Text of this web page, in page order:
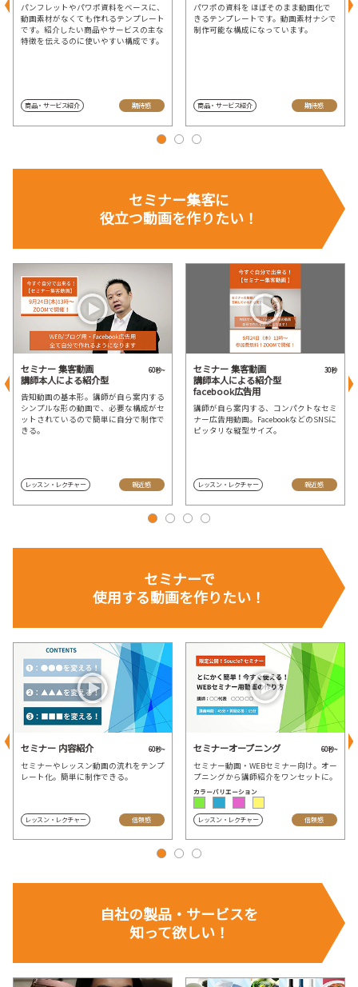
パンフレットやパワポ資料をベースに、
動画素材がなくても作れるテンプレート
です。紹介したい商品やサービスの主な
特徴を伝えるのに使いやすい構成です。
商品・サービス紹介 期待感
パワポの資料を ほぼそのまま動画化で
きるテンプレートです。動画素材ナシで
制作可能な構成になっています。
商品・サービス紹介 期待感
セミナー集客に
役立つ動画を作りたい！
セミナー 集客動画
講師本人による紹介型
60秒~
告知動画の基本形。講師が自ら案内する
シンプルな形の動画で、必要な構成がセ
ットされているので簡単に自分で制作で
きる。
レッスン・レクチャー 親近感
セミナー 集客動画
講師本人による紹介型
facebook広告用
30秒
講師が自ら案内する、コンパクトなセミ
ナー広告用動画。FacebookなどのSNSに
ピッタリな縦型サイズ。
レッスン・レクチャー 親近感
セミナーで
使用する動画を作りたい！
セミナー 内容紹介 60秒~
セミナーやレッスン動画の流れをテンプ
レート化。簡単に制作できる。
レッスン・レクチャー 信頼感
セミナーオープニング 60秒~
セミナー動画・WEBセミナー向け。オー
プニングから講師紹介をワンセットに。
カラーバリエーション
レッスン・レクチャー 信頼感
自社の製品・サービスを
知って欲しい！